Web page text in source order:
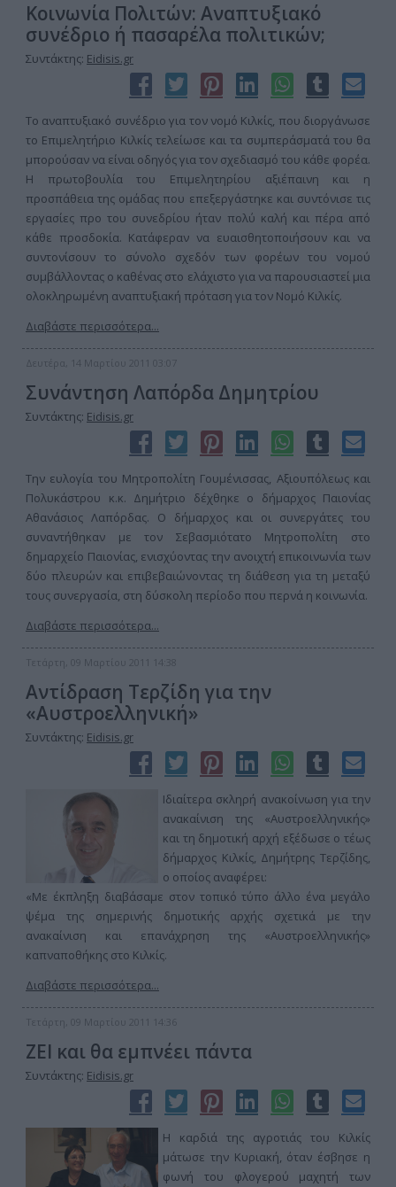
Κοινωνία Πολιτών: Αναπτυξιακό
συνέδριο ή πασαρέλα πολιτικών;
Συντάκτης: Eidisis.gr
Το αναπτυξιακό συνέδριο για τον νομό Κιλκίς, που διοργάνωσε
το Επιμελητήριο Κιλκίς τελείωσε και τα συμπεράσματά του θα
μπορούσαν να είναι οδηγός για τον σχεδιασμό του κάθε φορέα.
Η πρωτοβουλία του Επιμελητηρίου αξιέπαινη και η
προσπάθεια της ομάδας που επεξεργάστηκε και συντόνισε τις
εργασίες προ του συνεδρίου ήταν πολύ καλή και πέρα από
κάθε προσδοκία. Κατάφεραν να ευαισθητοποιήσουν και να
συντονίσουν το σύνολο σχεδόν των φορέων του νομού
συμβάλλοντας ο καθένας στο ελάχιστο για να παρουσιαστεί μια
ολοκληρωμένη αναπτυξιακή πρόταση για τον Νομό Κιλκίς.
Διαβάστε περισσότερα...
Δευτέρα, 14 Μαρτίου 2011 03:07
Συνάντηση Λαπόρδα Δημητρίου
Συντάκτης: Eidisis.gr
Την ευλογία του Μητροπολίτη Γουμένισσας, Αξιουπόλεως και
Πολυκάστρου κ.κ. Δημήτριο δέχθηκε ο δήμαρχος Παιονίας
Αθανάσιος Λαπόρδας. Ο δήμαρχος και οι συνεργάτες του
συναντήθηκαν με τον Σεβασμιότατο Μητροπολίτη στο
δημαρχείο Παιονίας, ενισχύοντας την ανοιχτή επικοινωνία των
δύο πλευρών και επιβεβαιώνοντας τη διάθεση για τη μεταξύ
τους συνεργασία, στη δύσκολη περίοδο που περνά η κοινωνία.
Διαβάστε περισσότερα...
Τετάρτη, 09 Μαρτίου 2011 14:38
Αντίδραση Τερζίδη για την
«Αυστροελληνική»
Συντάκτης: Eidisis.gr
Ιδιαίτερα σκληρή ανακοίνωση για την
ανακαίνιση της «Αυστροελληνικής»
και τη δημοτική αρχή εξέδωσε ο τέως
δήμαρχος Κιλκίς, Δημήτρης Τερζίδης,
ο οποίος αναφέρει:
«Με έκπληξη διαβάσαμε στον τοπικό τύπο άλλο ένα μεγάλο
ψέμα της σημερινής δημοτικής αρχής σχετικά με την
ανακαίνιση και επανάχρηση της «Αυστροελληνικής»
καπναποθήκης στο Κιλκίς.
Διαβάστε περισσότερα...
Τετάρτη, 09 Μαρτίου 2011 14:36
ΖΕΙ και θα εμπνέει πάντα
Συντάκτης: Eidisis.gr
Η καρδιά της αγροτιάς του Κιλκίς
μάτωσε την Κυριακή, όταν έσβησε η
φωνή του φλογερού μαχητή των